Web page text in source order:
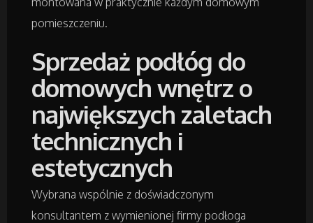
Tłumaczenia
Książki, Czasopisma
Handel Online
Biżuteria
pomieszczeniu.
Sprzedaż podłóg do
domowych wnętrz o
największych zaletach
technicznych i
estetycznych
Wybrana wspólnie z doświadczonym
konsultantem z wymienionej firmy podłoga